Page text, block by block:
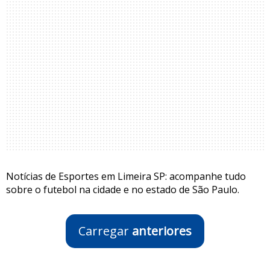
Notícias de Esportes em Limeira SP: acompanhe tudo
sobre o futebol na cidade e no estado de São Paulo.
Carregar anteriores